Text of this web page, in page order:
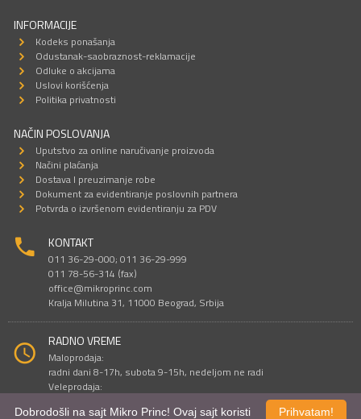
INFORMACIJE
Kodeks ponašanja
Odustanak-saobraznost-reklamacije
Odluke o akcijama
Uslovi korišćenja
Politika privatnosti
NAČIN POSLOVANJA
Uputstvo za online naručivanje proizvoda
Načini plaćanja
Dostava I preuzimanje robe
Dokument za evidentiranje poslovnih partnera
Potvrda o izvršenom evidentiranju za PDV
KONTAKT
011 36-29-000; 011 36-29-999
011 78-56-314 (fax)
office@mikroprinc.com
Kralja Milutina 31, 11000 Beograd, Srbija
RADNO VREME
Maloprodaja:
radni dani 8-17h, subota 9-15h, nedeljom ne radi
Veleprodaja:
Prihvatam!
Dobrodošli na sajt Mikro Princ! Ovaj sajt koristi